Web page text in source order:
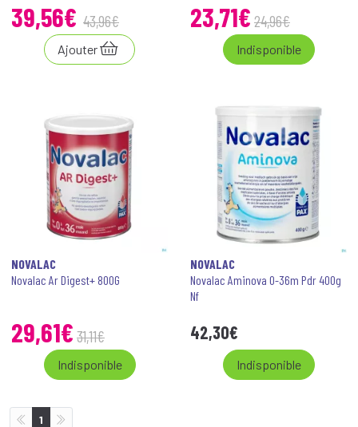
39,56€ 43,96€
Ajouter
23,71€ 24,96€
Indisponible
NOVALAC
Novalac Ar Digest+ 800G
29,61€ 31,11€
Indisponible
NOVALAC
Novalac Aminova 0-36m Pdr 400g
Nf
42,30€
Indisponible
1